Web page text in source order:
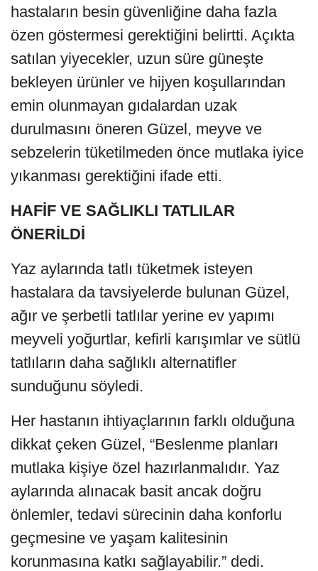
hastaların besin güvenliğine daha fazla
özen göstermesi gerektiğini belirtti. Açıkta
satılan yiyecekler, uzun süre güneşte
bekleyen ürünler ve hijyen koşullarından
emin olunmayan gıdalardan uzak
durulmasını öneren Güzel, meyve ve
sebzelerin tüketilmeden önce mutlaka iyice
yıkanması gerektiğini ifade etti.
HAFİF VE SAĞLIKLI TATLILAR
ÖNERİLDİ
Yaz aylarında tatlı tüketmek isteyen
hastalara da tavsiyelerde bulunan Güzel,
ağır ve şerbetli tatlılar yerine ev yapımı
meyveli yoğurtlar, kefirli karışımlar ve sütlü
tatlıların daha sağlıklı alternatifler
sunduğunu söyledi.
Her hastanın ihtiyaçlarının farklı olduğuna
dikkat çeken Güzel, “Beslenme planları
mutlaka kişiye özel hazırlanmalıdır. Yaz
aylarında alınacak basit ancak doğru
önlemler, tedavi sürecinin daha konforlu
geçmesine ve yaşam kalitesinin
korunmasına katkı sağlayabilir.” dedi.